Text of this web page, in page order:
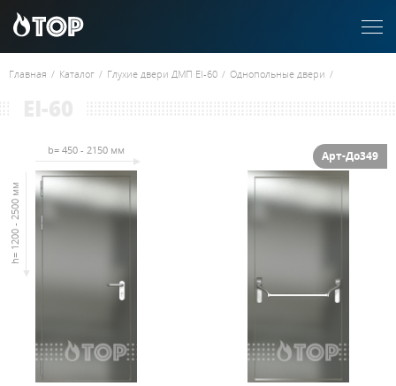
Главная / Каталог / Глухие двери ДМП EI-60 / Однопольные двери /
b= 450 - 2150 мм
h= 1200 - 2500 мм
Арт-До349